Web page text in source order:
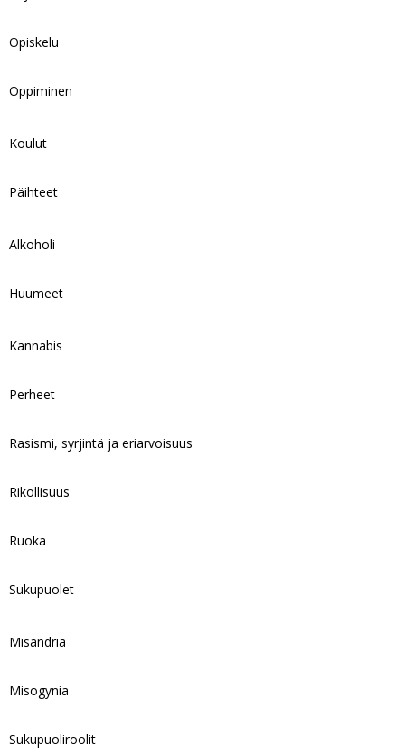
Opiskelu
Oppiminen
Koulut
Päihteet
Alkoholi
Huumeet
Kannabis
Perheet
Rasismi, syrjintä ja eriarvoisuus
Rikollisuus
Ruoka
Sukupuolet
Misandria
Misogynia
Sukupuoliroolit